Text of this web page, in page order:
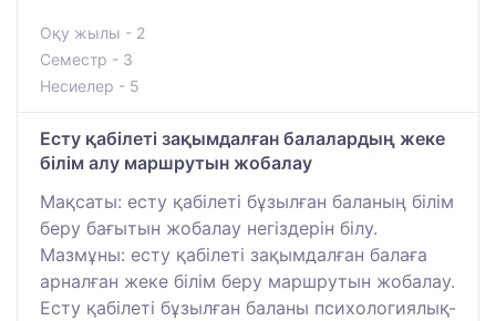
Оқу жылы - 2
Семестр - 3
Несиелер - 5
Есту қабілеті зақымдалған балалардың жеке
білім алу маршрутын жобалау
Мақсаты: есту қабілеті бұзылған баланың білім
беру бағытын жобалау негіздерін білу.
Мазмұны: есту қабілеті зақымдалған балаға
арналған жеке білім беру маршрутын жобалау.
Есту қабілеті бұзылған баланы психологиялық-